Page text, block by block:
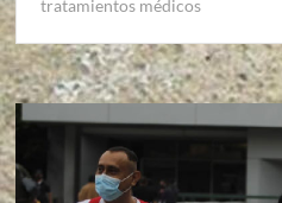
tratamientos médicos